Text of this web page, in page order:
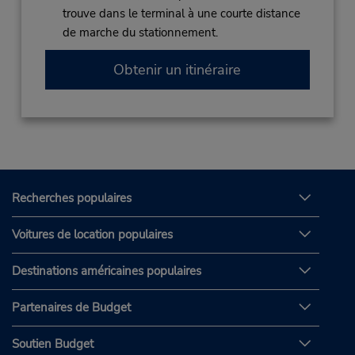
trouve dans le terminal à une courte distance
de marche du stationnement.
Obtenir un itinéraire
Recherches populaires
Voitures de location populaires
Destinations américaines populaires
Partenaires de Budget
Soutien Budget